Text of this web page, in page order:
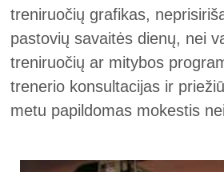
treniruočių grafikas,
pastovių savaitės dienų, nei
treniruočių ar mitybos
trenerio konsultacijas ir
metu papildomas mokestis